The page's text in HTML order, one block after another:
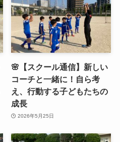
🌸【スクール通信】新しい
コーチと一緒に！自ら考
え、行動する子どもたちの
成長
2026年5月25日